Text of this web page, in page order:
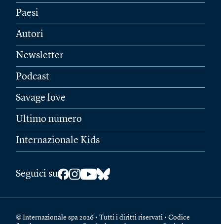
Paesi
Autori
Newsletter
Podcast
Savage love
Ultimo numero
Internazionale Kids
Seguici su
© Internazionale spa 2026 • Tutti i diritti riservati • Codice